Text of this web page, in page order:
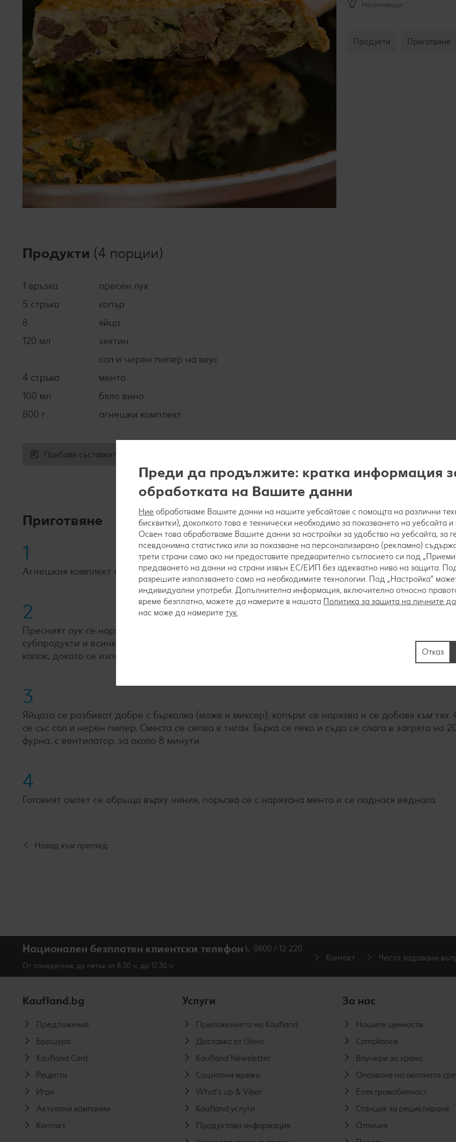
Начинаещи
Продукти Приготвяне
Продукти (4 порции)
1 връзка
пресен лук
5 стръка
копър
8
яйца
120 мл
зехтин
сол и черен пипер на вкус
4 стръка
мента
100 мл
бяло вино
800 г
агнешки комплект
Прибави съставките към списъка за пазаруване
Приготвяне
1
Агнешкия комплект сварява, оставя се да се охлади и се нарязва на кубчета.
2
Пресният лук се нарязва на ситно и се запържва в сгорещения зехтин. Прибавят се нарязаните
субпродукти и всичко се запържва. Налива се бялото вино и се оставя да къкри около 10
капак, докато се изпари.
3
Яйцата се разбиват добре с бъркалка (може и миксер), копърът се нарязва и се добавя към тях.
се със сол и черен пипер. Сместа се сипва в тиган. Бърка се леко и съда се слага в загрята на
фурна, с вентилатор, за около 8 минути.
4
Готовият омлет се обръща върху чиния, поръсва се с нарязана мента и се поднася веднага.
Назад към преглед
Национален безплатен клиентски телефон 0800 / 12 220
От понеделник до петък от 8.30 ч. до 17.30 ч.
Контакт Често задавани
Kaufland.bg
Предложения
Брошура
Kaufland Card
Рецепти
Игри
Актуални кампании
Контакт
Услуги
Приложението на Kaufland
Доставка от Glovo
Kaufland Newsletter
Социални мрежи
What's up & Viber
Kaufland услуги
Продуктова информация
За нас
Нашите ценности
Compliance
Ваучери за храна
Опазване на околната
Електромобилност
Станция за рециклиране
Отличия
Преди да продължите: кратка информация
обработката на Вашите данни
Ние обработваме Вашите данни на нашите уебсайтове с помощта на различни
бисквитки), доколкото това е технически необходимо за показването на уебсайта
Освен това обработваме Вашите данни за настройки за удобство на уебсайта, за
псевдонимна статистика или за показване на персонализирано (рекламно)
трети страни само ако ни предоставите предварително съгласието си под
предаването на данни на страни извън ЕС/ЕИП без адекватно ниво на защита.
разрешите използването само на необходимите технологии. Под „Настройка“
индивидуални употреби. Допълнителна информация, включително относно
време безплатно, можете да намерите в нашата Политика за защита на личните
нас може да намеритетук.
Отказ